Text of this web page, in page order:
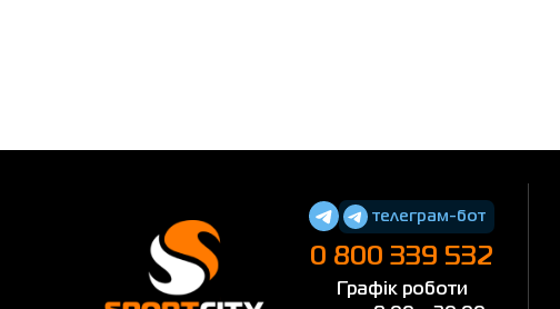
телеграм-бот
0 800 339 532
Графік роботи